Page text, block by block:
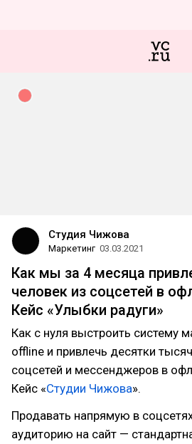
Студия Чижова
Маркетинг 03.03.2021
Как мы за 4 месяца
человек из соцсетей в
Кейс «Улыбки радуги»
Как с нуля выстроить систему
offline и привлечь десятки
соцсетей и мессенджеров в
Кейс «Студии Чижова».
Продавать напрямую в
аудиторию на сайт —